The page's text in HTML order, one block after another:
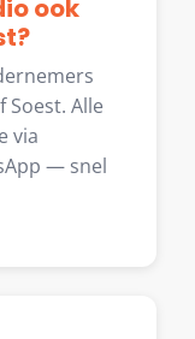
ook
Alle
via
— snel